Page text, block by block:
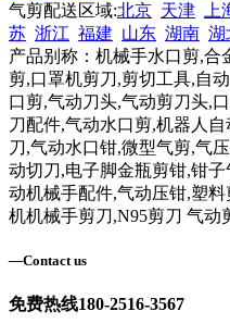
气剪配送区域:北京 天津 上
苏 浙江 福建 山东 湖南 湖
产品别称：机械手水口剪,合
剪,口罩机剪刀,剪切工具,自
口剪,气动刀头,气动剪刀头,
刀配件,气动水口剪,机器人
刀,气动水口钳,微型气剪,气
动切刀,电子脚金瓶剪钳,钳
动机械手配件,气动压钳,塑
机机械手剪刀,N95剪刀 气动
—Contact us
免费热线180-2516-3567